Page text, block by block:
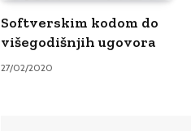
Softverskim kodom do
višegodišnjih ugovora
27/02/2020